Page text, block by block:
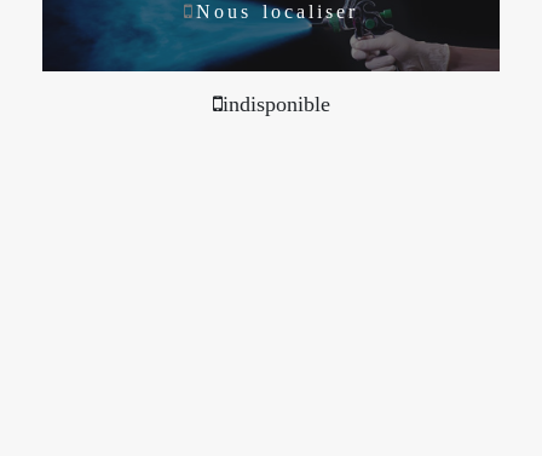
Nous localiser
indisponible